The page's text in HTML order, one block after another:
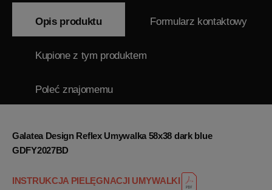
Opis produktu Formularz kontaktowy
Kupione z tym produktem
Poleć znajomemu
Galatea Design Reflex Umywalka 58x38 dark blue
GDFY2027BD
INSTRUKCJA PIELĘGNACJI UMYWALKI